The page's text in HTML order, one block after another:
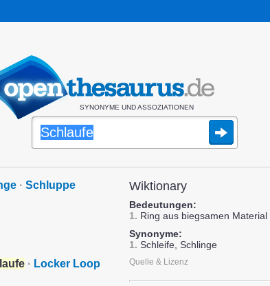
SYNONYME UND ASSOZIATIONEN
· Schluppe
· Locker Loop
Wiktionary
Bedeutungen:
1. Ring aus biegsamen
Synonyme:
1. Schleife, Schlinge
Quelle & Lizenz